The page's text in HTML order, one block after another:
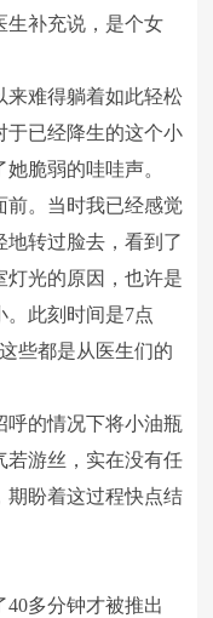
生补充说，是个女
来难得躺着如此轻松
于已经降生的这个小
脆弱的哇哇声。
前。当时我已经感觉
转过脸去，看到了
灯光的原因，也许是
。此刻时间是7点
些都是从医生们的
呼的情况下将小油瓶
若游丝，实在没有任
期盼着这过程快点结
多分钟才被推出